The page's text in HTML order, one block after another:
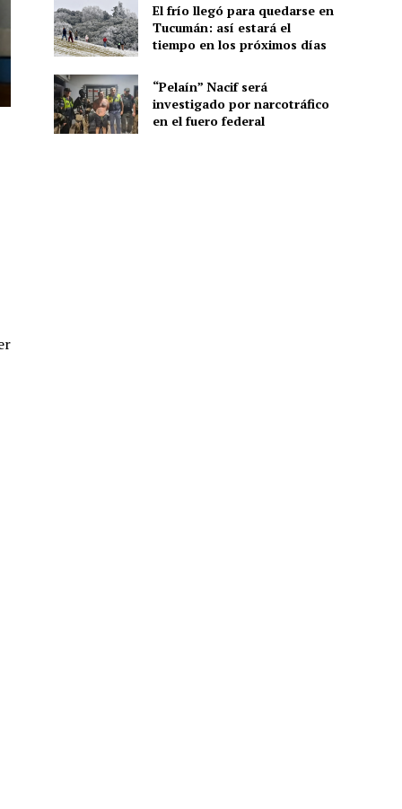
El frío llegó para quedarse en
Tucumán: así estará el
tiempo en los próximos días
“Pelaín” Nacif será
investigado por narcotráfico
en el fuero federal